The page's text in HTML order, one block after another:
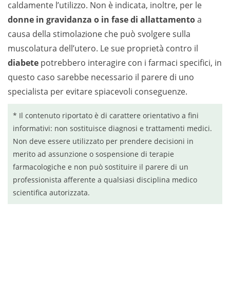
caldamente l’utilizzo. Non è indicata, inoltre, per le
donne in gravidanza o in fase di allattamentoa
causa della stimolazione che può svolgere sulla
muscolatura dell’utero. Le sue proprietà contro il
diabete potrebbero interagire con i farmaci specifici, in
questo caso sarebbe necessario il parere di uno
specialista per evitare spiacevoli conseguenze.
* Il contenuto riportato è di carattere orientativo a fini
informativi: non sostituisce diagnosi e trattamenti medici.
Non deve essere utilizzato per prendere decisioni in
merito ad assunzione o sospensione di terapie
farmacologiche e non può sostituire il parere di un
professionista afferente a qualsiasi disciplina medico
scientifica autorizzata.